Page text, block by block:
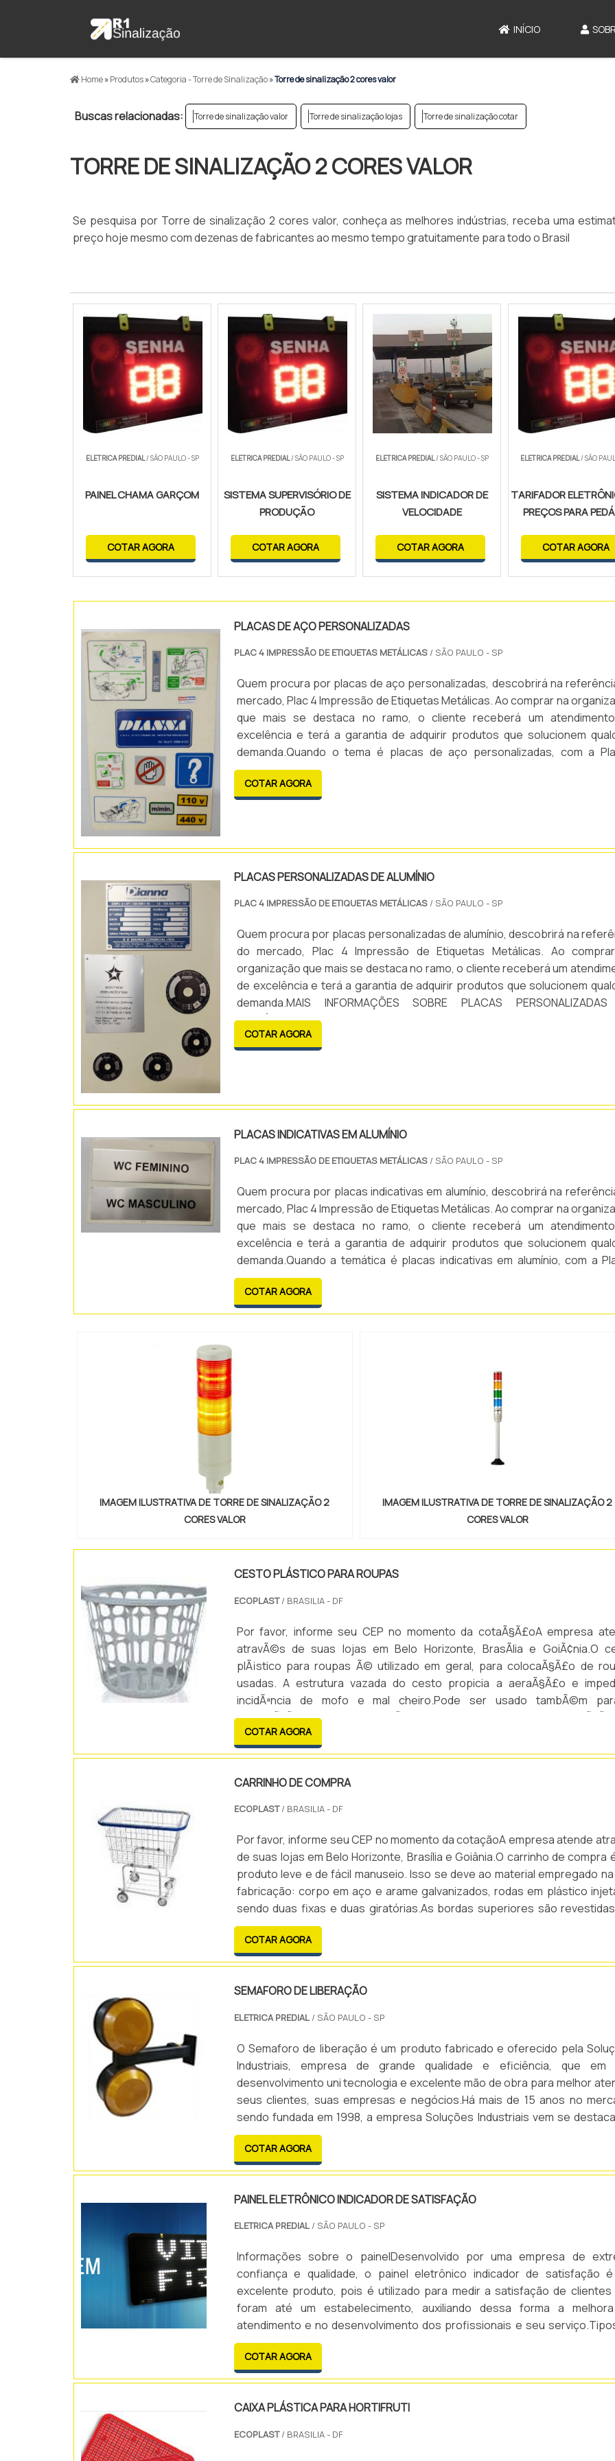
INÍCIO
Home»Produtos»Categoria - Torre de Sinalização»Torre de sinalização 2 cores valor
Buscas relacionadas: Torre de sinalização valor Torre de sinalização lojas Torre de sinalização cotar
TORRE DE SINALIZAÇÃO 2 CORES VALOR
Se pesquisa por Torre de sinalização 2 cores valor, conheça as melhores indústrias, receba uma
preço hoje mesmo com dezenas de fabricantes ao mesmo tempo gratuitamente para todo o Brasil
ELETRICA PREDIAL/ SÃO PAULO - SP
PAINEL CHAMA GARÇOM
COTAR AGORA
ELETRICA PREDIAL/ SÃO PAULO - SP
SISTEMA SUPERVISÓRIO DE
PRODUÇÃO
COTAR AGORA
ELETRICA PREDIAL/ SÃO PAULO - SP
SISTEMA INDICADOR DE
VELOCIDADE
COTAR AGORA
ELETRICA PREDIAL/ SÃO
TARIFADOR
PREÇOS PARA
COTAR AGORA
PLACAS DE AÇO PERSONALIZADAS
PLAC 4 IMPRESSÃO DE ETIQUETAS METÁLICAS / SÃO PAULO - SP
Quem procura por placas de aço personalizadas, descobrirá na
mercado, Plac 4 Impressão de Etiquetas Metálicas. Ao comprar na
que mais se destaca no ramo, o cliente receberá um
excelência e terá a garantia de adquirir produtos que solucionem
demanda.Quando o tema é placas de aço personalizadas, com a
Impressão de Etiquetas Metálicas o cliente obterá
comprometimento ...
COTAR AGORA
PLACAS PERSONALIZADAS DE ALUMÍNIO
PLAC 4 IMPRESSÃO DE ETIQUETAS METÁLICAS / SÃO PAULO - SP
Quem procura por placas personalizadas de alumínio, descobrirá na
do mercado, Plac 4 Impressão de Etiquetas Metálicas. Ao
organização que mais se destaca no ramo, o cliente receberá um
de excelência e terá a garantia de adquirir produtos que solucionem
demanda.MAIS INFORMAÇÕES SOBRE PLACAS
ALUMÍNIOQuem precisa de placas personalizadas de alumínio em uma
comprometida co...
COTAR AGORA
PLACAS INDICATIVAS EM ALUMÍNIO
PLAC 4 IMPRESSÃO DE ETIQUETAS METÁLICAS / SÃO PAULO - SP
Quem procura por placas indicativas em alumínio, descobrirá na
mercado, Plac 4 Impressão de Etiquetas Metálicas. Ao comprar na
que mais se destaca no ramo, o cliente receberá um
excelência e terá a garantia de adquirir produtos que solucionem
demanda.Quando a temática é placas indicativas em alumínio, com a
Impressão de Etiquetas Metálicas o cliente encontrará precisão e as
COTAR AGORA
IMAGEM ILUSTRATIVA DE TORRE DE SINALIZAÇÃO 2
CORES VALOR
IMAGEM ILUSTRATIVA DE TORRE DE SINALIZAÇÃO 2
CORES VALOR
CESTO PLÁSTICO PARA ROUPAS
ECOPLAST/ BRASILIA - DF
Por favor, informe seu CEP no momento da cotaÃ§Ã£oA empresa
atravÃ©s de suas lojas em Belo Horizonte, BrasÃ­lia e GoiÃ¢nia.O
plÃ¡stico para roupas Ã© utilizado em geral, para colocaÃ§Ã£o de
usadas. A estrutura vazada do cesto propicia a aeraÃ§Ã£o e
incidÃªncia de mofo e mal cheiro.Pode ser usado tambÃ©m
separaÃ§Ã£o de diferentes peÃ§as de roupas usadas e na organizaÃ§Ã£o
roupas limpas apÃ³s a lavagem.O cesto plÃ¡stico de roupas Ã© fabricado
plÃ¡stico pol.
COTAR AGORA
CARRINHO DE COMPRA
ECOPLAST/ BRASILIA - DF
Por favor, informe seu CEP no momento da cotaçãoA empresa atende
de suas lojas em Belo Horizonte, Brasília e Goiânia.O carrinho de compra
produto leve e de fácil manuseio. Isso se deve ao material empregado
fabricação: corpo em aço e arame galvanizados, rodas em plástico
sendo duas fixas e duas giratórias.As bordas superiores são revestidas
borracha para impedir danos às paredes e elevadores.O formato e
características do carrinho de compra tornam-o mais aprop.
COTAR AGORA
SEMAFORO DE LIBERAÇÃO
ELETRICA PREDIAL/ SÃO PAULO - SP
O Semaforo de liberação é um produto fabricado e oferecido pela
Industriais, empresa de grande qualidade e eficiência, que em
desenvolvimento uni tecnologia e excelente mão de obra para melhor
seus clientes, suas empresas e negócios.Há mais de 15 anos no
sendo fundada em 1998, a empresa Soluções Industriais vem se
pela qualidade e tecnologia de seus produtos, estes voltados a
visual eletrônica e sinalização, como o Semaforo de liberação.Sempre.
COTAR AGORA
PAINEL ELETRÔNICO INDICADOR DE SATISFAÇÃO
ELETRICA PREDIAL/ SÃO PAULO - SP
Informações sobre o painelDesenvolvido por uma empresa de
confiança e qualidade, o painel eletrônico indicador de satisfação
excelente produto, pois é utilizado para medir a satisfação de clientes
foram até um estabelecimento, auxiliando dessa forma a
atendimento e no desenvolvimento dos profissionais e seu
painéisAlém disso, existem diversas opções de modelos de painéis, como
exemplo:PRO-0049: Indicador de Satisfação de 2,3. Painel eletrônico in.
COTAR AGORA
CAIXA PLÁSTICA PARA HORTIFRUTI
ECOPLAST/ BRASILIA - DF